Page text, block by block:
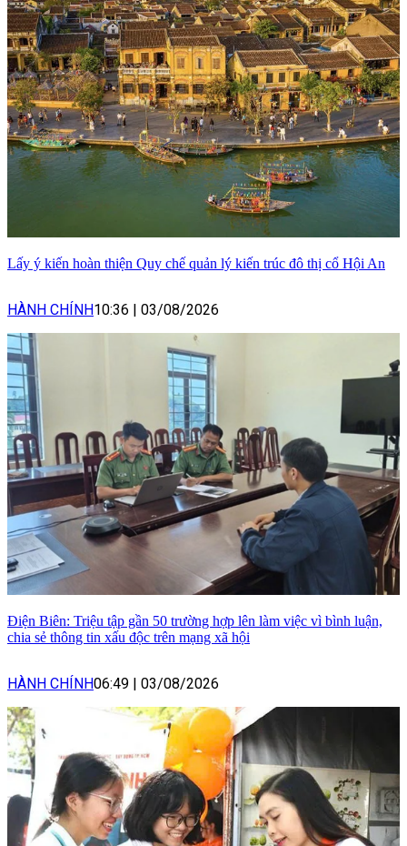
Lấy ý kiến hoàn thiện Quy chế quản lý kiến trúc đô thị cổ Hội An
HÀNH CHÍNH10:36 03/08/2026
Điện Biên: Triệu tập gần 50 trường hợp lên làm việc vì bình luận,
chia sẻ thông tin xấu độc trên mạng xã hội
HÀNH CHÍNH06:49 03/08/2026